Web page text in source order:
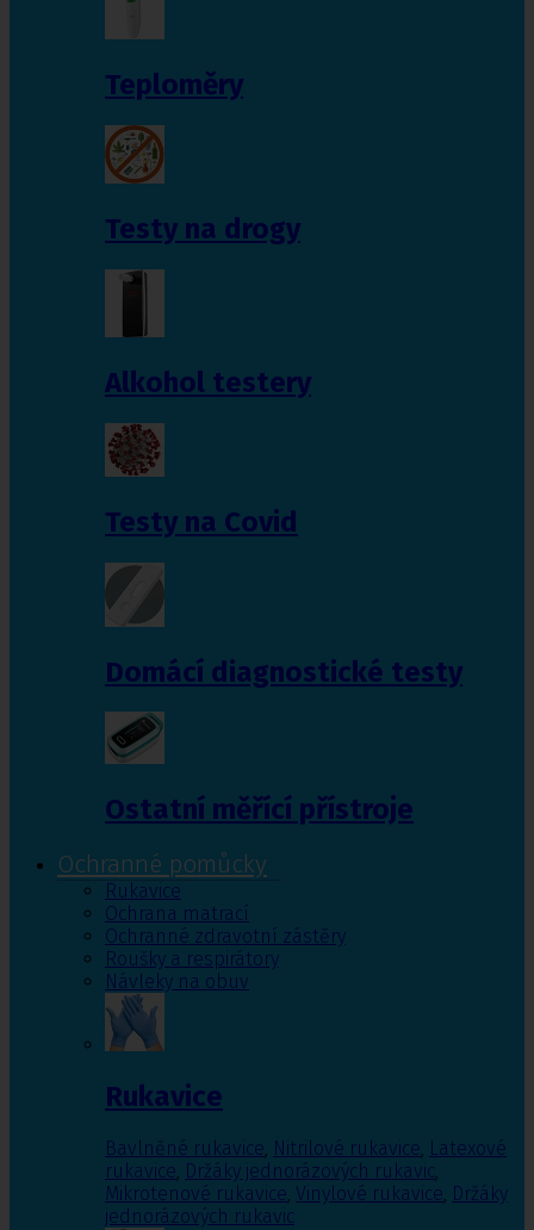
Teploměry
Testy na drogy
Alkohol testery
Testy na Covid
Domácí diagnostické testy
Ostatní měřící přístroje
Ochranné pomůcky
Rukavice
Ochrana matrací
Ochranné zdravotní zástěry
Roušky a respirátory
Návleky na obuv
Rukavice
Bavlněné rukavice, Nitrilové rukavice, Latexové
rukavice, Držáky jednorázových rukavic,
Mikrotenové rukavice, Vinylové rukavice, Držáky
jednorázových rukavic